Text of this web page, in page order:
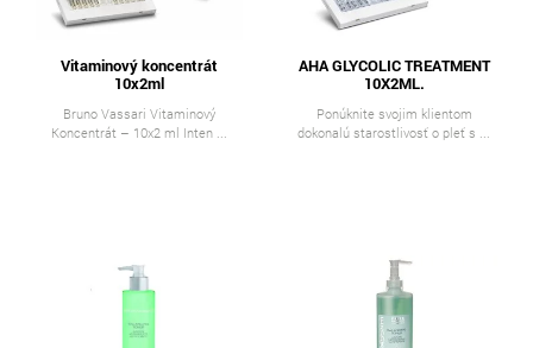
Vitaminový koncentrát
10x2ml
Bruno Vassari Vitaminový
Koncentrát – 10x2 ml Inten ...
AHA GLYCOLIC TREATMENT
10X2ML.
Ponúknite svojim klientom
dokonalú starostlivosť o pleť s ...